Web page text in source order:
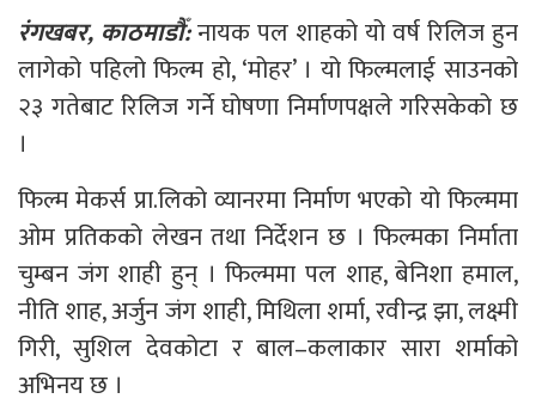
रंगखबर, काठमाडौँ:नायक पल शाहको यो वर्ष रिलिज हुन
लागेको पहिलो फिल्म हो, ‘मोहर’ । यो फिल्मलाई साउनको
२३ गतेबाट रिलिज गर्ने घोषणा निर्माणपक्षले गरिसकेको छ
।
फिल्म मेकर्स प्रा.लिको व्यानरमा निर्माण भएको यो फिल्ममा
ओम प्रतिकको लेखन तथा निर्देशन छ । फिल्मका निर्माता
चुम्बन जंग शाही हुन् । फिल्ममा पल शाह, बेनिशा हमाल,
नीति शाह, अर्जुन जंग शाही, मिथिला शर्मा, रवीन्द्र झा, लक्ष्मी
गिरी, सुशिल देवकोटा र बाल–कलाकार सारा शर्माको
अभिनय छ ।